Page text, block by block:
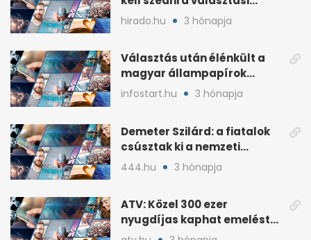
plakátokat
hirado.hu 3 hónapja
Választás után élénkült a
magyar állampapírok
lakossági értékesítése
infostart.hu 3 hónapja
Demeter Szilárd: a fiatalok
csúsztak ki a nemzeti
kultúrából
444.hu 3 hónapja
ATV: Közel 300 ezer
nyugdíjas kaphat emelést
idén a Tisza terve szerint